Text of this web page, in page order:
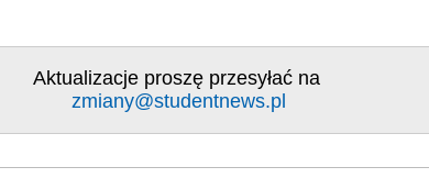
Aktualizacje proszę przesyłać na
zmiany@studentnews.pl